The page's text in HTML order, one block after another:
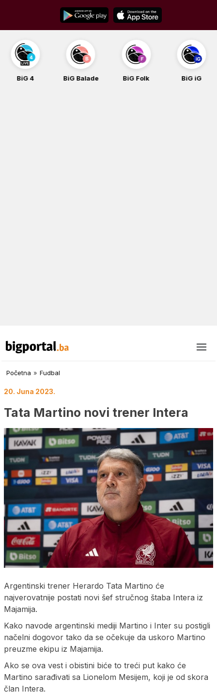
content
BiG 4 BiG Balade BiG Folk BiG iG
Početna » Fudbal
20. Juna 2023.
Tata Martino novi trener Intera
Argentinski trener Herardo Tata Martino će
najverovatnije postati novi šef stručnog štaba Intera iz
Majamija.
Kako navode argentinski mediji Martino i Inter su postigli
načelni dogovor tako da se očekuje da uskoro Martino
preuzme ekipu iz Majamija.
Ako se ova vest i obistini biće to treći put kako će
Martino sarađivati sa Lionelom Mesijem, koji je od skora
član Intera.